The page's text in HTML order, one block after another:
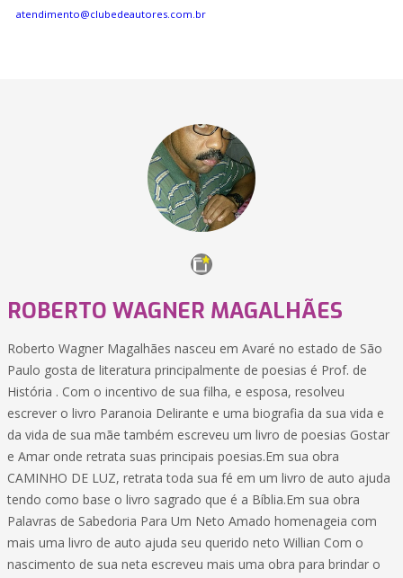
atendimento@clubedeautores.com.br
ROBERTO WAGNER MAGALHÃES
Roberto Wagner Magalhães nasceu em Avaré no estado de São
Paulo gosta de literatura principalmente de poesias é Prof. de
História . Com o incentivo de sua filha, e esposa, resolveu
escrever o livro Paranoia Delirante e uma biografia da sua vida e
da vida de sua mãe também escreveu um livro de poesias Gostar
e Amar onde retrata suas principais poesias.Em sua obra
CAMINHO DE LUZ, retrata toda sua fé em um livro de auto ajuda
tendo como base o livro sagrado que é a Bíblia.Em sua obra
Palavras de Sabedoria Para Um Neto Amado homenageia com
mais uma livro de auto ajuda seu querido neto Willian Com o
nascimento de sua neta escreveu mais uma obra para brindar o